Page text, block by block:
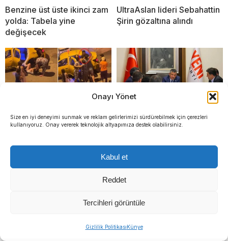
Onayı Yönet
Size en iyi deneyimi sunmak ve reklam gelirlerimizi sürdürebilmek için çerezleri
kullanıyoruz. Onay vererek teknolojik altyapımıza destek olabilirsiniz.
Kabul et
Reddet
Tercihleri görüntüle
Gizlilik PolitikasıKünye
Benzine üst üste ikinci zam
yolda: Tabela yine
değişecek
UltraAslan lideri Sebahattin
Şirin gözaltına alındı
takside darbettiler, kavgayı
sokakta
Yasa’ kararı belli oldu:
Genel Kurul’da “Evet”